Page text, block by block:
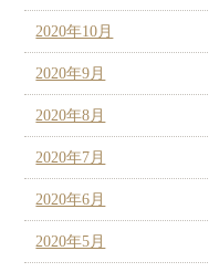
2020年10月
2020年9月
2020年8月
2020年7月
2020年6月
2020年5月